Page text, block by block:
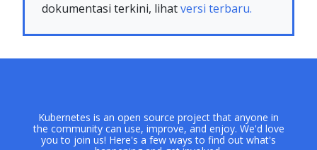
dokumentasi terkini, lihatversi terbaru.
Kubernetes is an open source project that anyone in
the community can use, improve, and enjoy. We'd love
you to join us! Here's a few ways to find out what's